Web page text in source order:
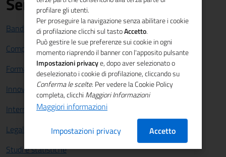
Bandi e Finanziamenti
Competitività sistema imprenditoriale
Formazione e lavoro
Innovazione
Internazionalizzazione
Legalità
Studi e statistiche
profilare gli utenti.
Per proseguire la navigazione senza abilitare i cookie
di profilazione clicchi sul tastoAccetto.
Può gestire le sue preferenze sui cookie in ogni
momento riaprendo il banner con l'apposito pulsante
Impostazioni privacye, dopo aver selezionato o
deselezionato i cookie di profilazione, cliccando su
Conferma le scelte. Per vedere la Cookie Policy
completa, clicchi Maggiori Informazioni
Maggiori informazioni
Impostazioni privacy
Accetto